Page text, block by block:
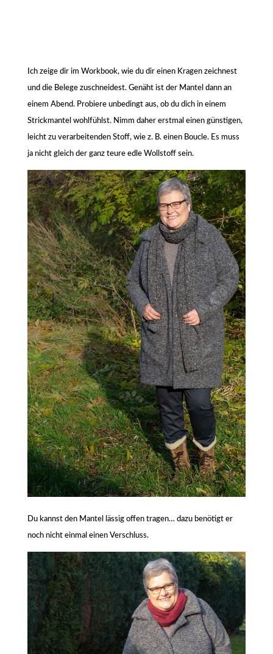
Ich zeige dir im Workbook, wie du dir einen Kragen zeichnest
und die Belege zuschneidest. Genäht ist der Mantel dann an
einem Abend. Probiere unbedingt aus, ob du dich in einem
Strickmantel wohlfühlst. Nimm daher erstmal einen günstigen,
leicht zu verarbeitenden Stoff, wie z. B. einen Boucle. Es muss
ja nicht gleich der ganz teure edle Wollstoff sein.
Du kannst den Mantel lässig offen tragen… dazu benötigt er
noch nicht einmal einen Verschluss.